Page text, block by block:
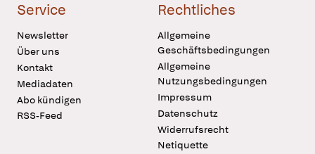
Service
Newsletter
Über uns
Kontakt
Mediadaten
Abo kündigen
RSS-Feed
Rechtliches
Allgemeine
Geschäftsbedingungen
Allgemeine
Nutzungsbedingungen
Impressum
Datenschutz
Widerrufsrecht
Netiquette